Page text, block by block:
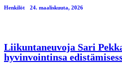
Henkilöt 24. maaliskuuta, 2026
Liikuntaneuvoja Sari
hyvinvointinsa